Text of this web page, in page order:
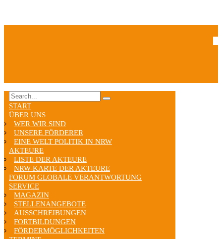
START
ÜBER UNS
WER WIR SIND
UNSERE FÖRDERER
EINE WELT POLITIK IN NRW
AKTEURE
LISTE DER AKTEURE
NRW-KARTE DER AKTEURE
FORUM GLOBALE VERANTWORTUNG
SERVICE
MAGAZIN
STELLENANGEBOTE
AUSSCHREIBUNGEN
FORTBILDUNGEN
FÖRDERMÖGLICHKEITEN